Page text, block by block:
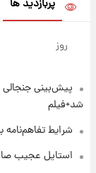
پربازدید ها
روز
پیش‌بینی جنجالی
شد+فیلم
شرایط تفاهم‌نامه
استایل عجیب